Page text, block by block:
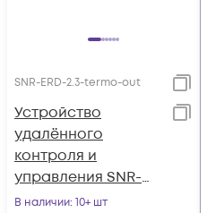
SNR-ERD-2.3-termo-out
Устройство
удалённого
контроля и
управления SNR-
ERD-2.3-termo-out с
В наличии: 10+ шт